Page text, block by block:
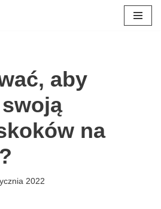
aby
na
2022